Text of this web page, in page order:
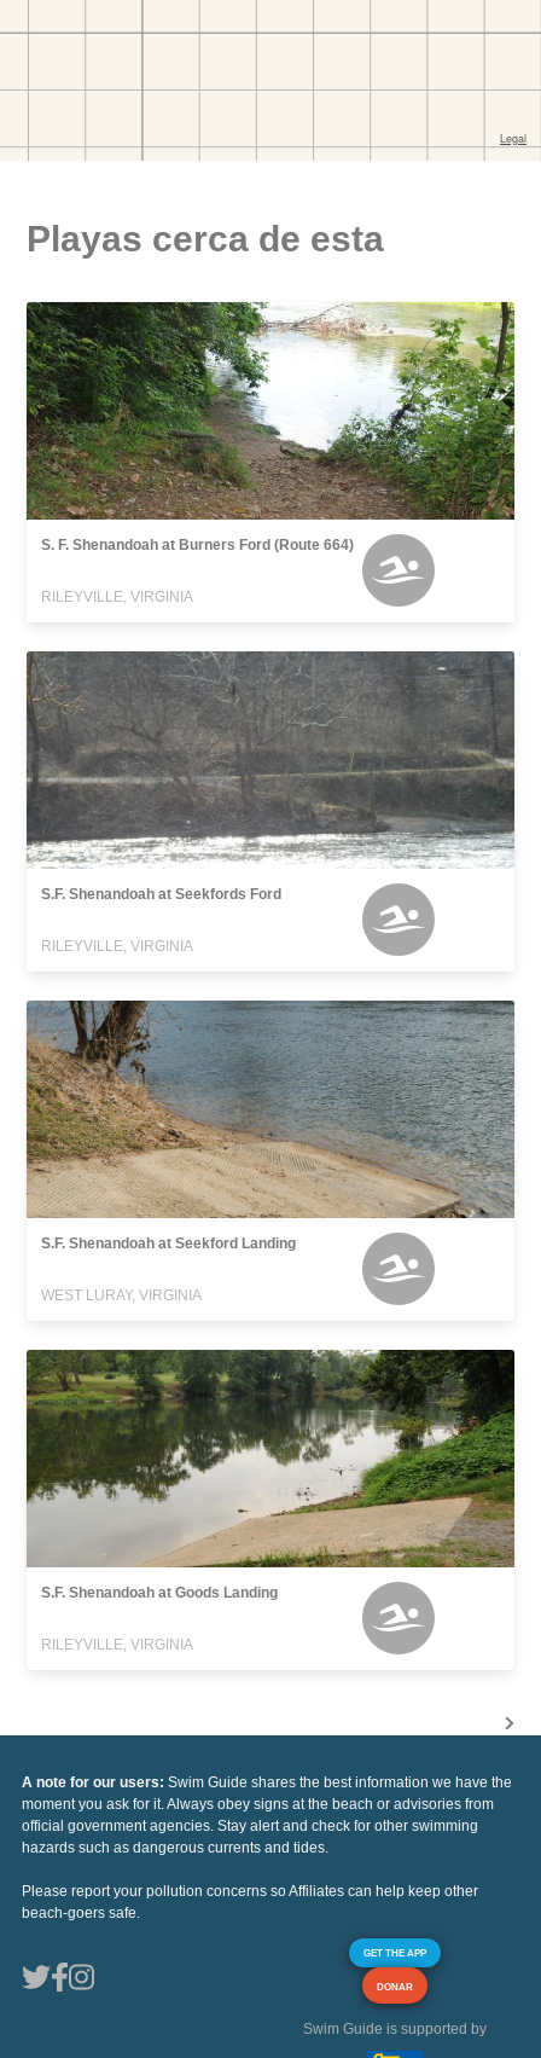
Playas cerca de esta
S. F. Shenandoah at Burners Ford (Route 664)
RILEYVILLE, VIRGINIA
S.F. Shenandoah at Seekfords Ford
RILEYVILLE, VIRGINIA
S.F. Shenandoah at Seekford Landing
WEST LURAY, VIRGINIA
S.F. Shenandoah at Goods Landing
RILEYVILLE, VIRGINIA
A note for our users: Swim Guide shares the best information we have the
moment you ask for it. Always obey signs at the beach or advisories from
official government agencies. Stay alert and check for other swimming
hazards such as dangerous currents and tides.
Please report your pollution concerns so Affiliates can help keep other
beach-goers safe.
GET THE APP
DONAR
Swim Guide is supported by